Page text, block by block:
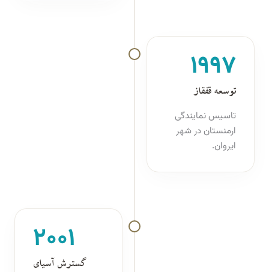
۱۹۹۷
توسعه قفقاز
تاسیس نمایندگی
ارمنستان در شهر
ایروان.
۲۰۰۱
گسترش آسیای